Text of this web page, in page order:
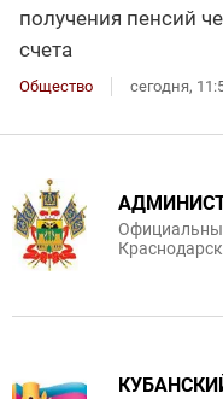
получения пенсий
счета
Общество сегодня,